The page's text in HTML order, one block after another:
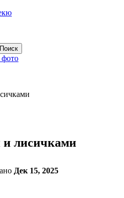
и лисичками
Дек 15, 2025